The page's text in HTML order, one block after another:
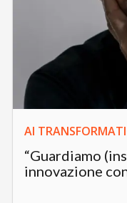
AI
“Guardiamo
innovazione con